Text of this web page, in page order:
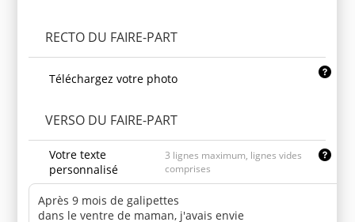
RECTO DU FAIRE-PART
Téléchargez votre photo
VERSO DU FAIRE-PART
Votre texte
personnalisé
3 lignes maximum, lignes vides
comprises